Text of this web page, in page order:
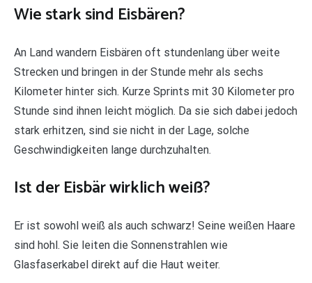
Wie stark sind Eisbären?
An Land wandern Eisbären oft stundenlang über weite
Strecken und bringen in der Stunde mehr als sechs
Kilometer hinter sich. Kurze Sprints mit 30 Kilometer pro
Stunde sind ihnen leicht möglich. Da sie sich dabei jedoch
stark erhitzen, sind sie nicht in der Lage, solche
Geschwindigkeiten lange durchzuhalten.
Ist der Eisbär wirklich weiß?
Er ist sowohl weiß als auch schwarz! Seine weißen Haare
sind hohl. Sie leiten die Sonnenstrahlen wie
Glasfaserkabel direkt auf die Haut weiter.